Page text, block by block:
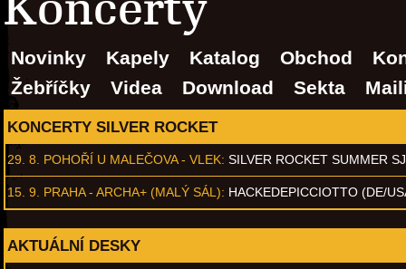
Novinky Kapely Katalog Obchod
Žebříčky
Videa Download Sekta
KONCERTY SILVER ROCKET
29. 8. POHOŘÍ U MALEČOVA - VLEK: SILVER ROCKET SUMMER
15. 9. PRAHA - ARCHA+ (MALÝ SÁL): HACKEDEPICCIOTTO (DE/
AKTUÁLNÍ DESKY